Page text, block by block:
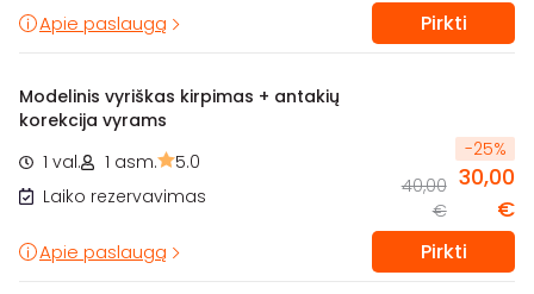
Apie paslaugą Pirkti
Modelinis vyriškas kirpimas + antakių
korekcija vyrams
1 val.
1 asm.
5.0
Laiko rezervavimas
-25%
40,00
€
30,00
€
Apie paslaugą Pirkti